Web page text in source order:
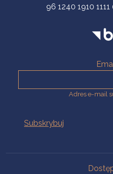
96 1240 1910
Adres e-mail